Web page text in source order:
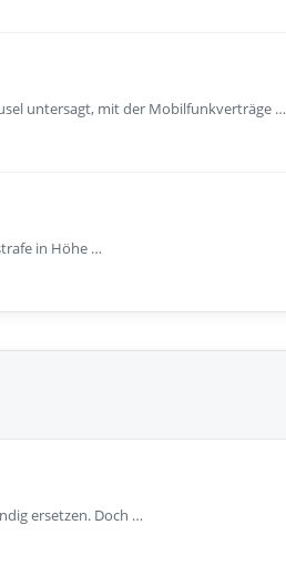
untersagt, mit der Mobilfunkverträge …
in Höhe …
ersetzen. Doch …